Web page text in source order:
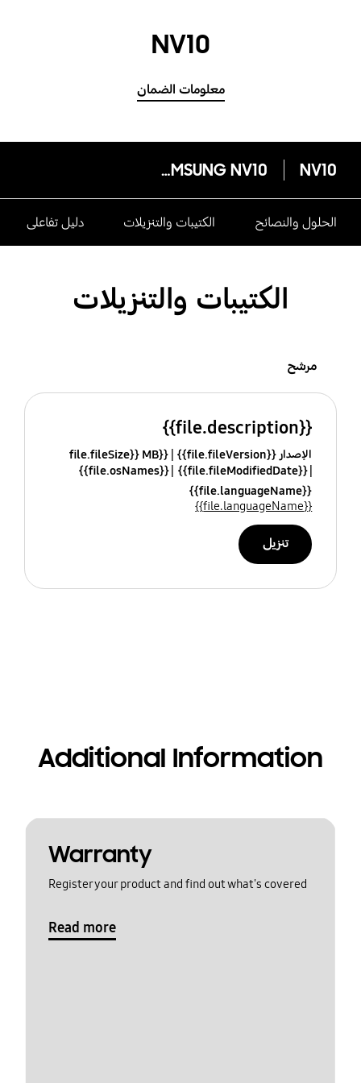
NV10
معلومات الضمان
NV10
SAMSUNG NV10
الحلول والنصائح الكتيبات والتنزيلات دليل تفاعلى
الكتيبات والتنزيلات
مرشح
{{file.description}}
الإصدار {{file.fileVersion}}
{{file.fileSize}} MB
{{file.fileModifiedDate}}
{{file.osNames}}
{{file.languageName}}
{{file.languageName}}
تنزيل
Additional Information
Warranty
Register your product and find out what's covered
Read more